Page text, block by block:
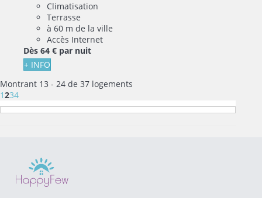
Climatisation
Terrasse
à 60 m de la ville
Accès Internet
Dès 64 € par nuit
+ INFO
Montrant 13 - 24 de 37 logements
1234